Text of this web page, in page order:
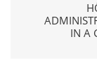
IN A